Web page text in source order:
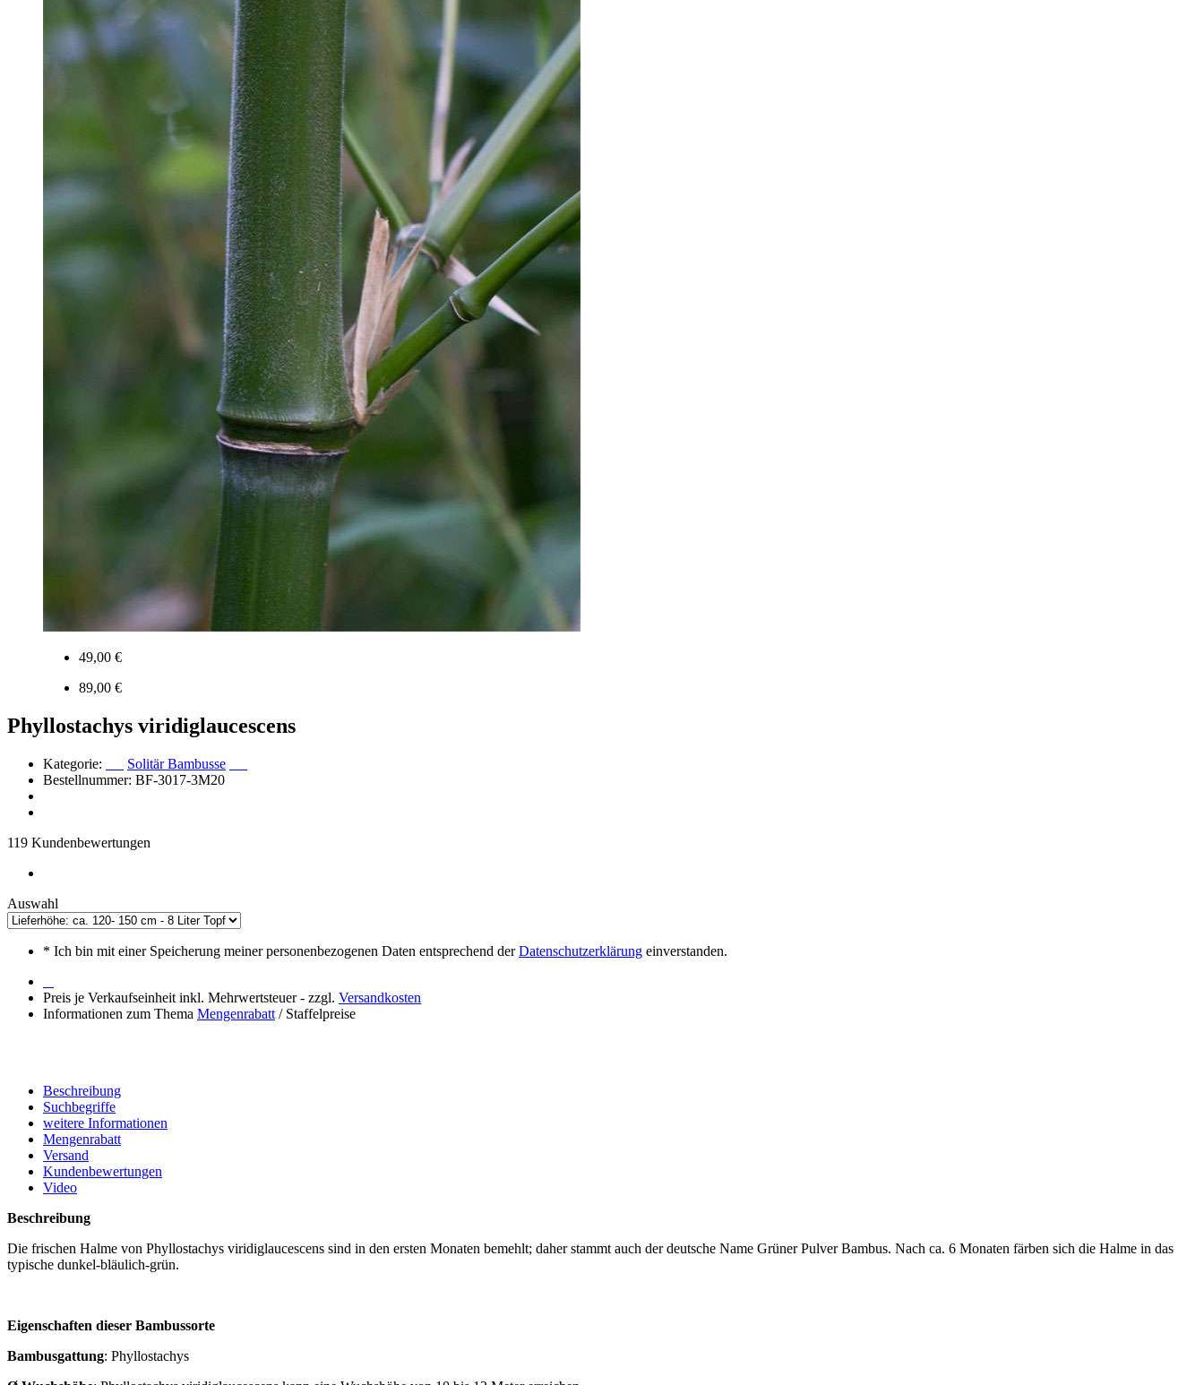
49,00 €
89,00 €
Phyllostachys viridiglaucescens
Kategorie:
Solitär Bambusse
Bestellnummer: BF-3017-3M20
119 Kundenbewertungen
Auswahl
* Ich bin mit einer Speicherung meiner personenbezogenen Daten entsprechend derDatenschutzerklärung einverstanden.
Preis je Verkaufseinheit inkl. Mehrwertsteuer - zzgl. Versandkosten
Informationen zum Thema Mengenrabatt / Staffelpreise
Beschreibung
Suchbegriffe
weitere Informationen
Mengenrabatt
Versand
Kundenbewertungen
Video
Beschreibung
Die frischen Halme von Phyllostachys viridiglaucescens sind in den ersten Monaten bemehlt; daher stammt auch der deutsche Name Grüner Pulver Bambus. Nach ca. 6 Monaten färben sich die Halme in das
typische dunkel-bläulich-grün.
Eigenschaften dieser Bambussorte
Bambusgattung: Phyllostachys